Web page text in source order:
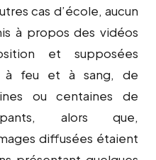
cas d’école, aucun
à propos des vidéos
et supposées
à feu et à sang, de
ou centaines de
alors que,
diffusées étaient